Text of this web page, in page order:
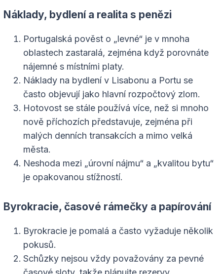
Náklady, bydlení a realita s penězi
Portugalská pověst o „levné“ je v mnoha
oblastech zastaralá, zejména když porovnáte
nájemné s místními platy.
Náklady na bydlení v Lisabonu a Portu se
často objevují jako hlavní rozpočtový zlom.
Hotovost se stále používá více, než si mnoho
nově příchozích představuje, zejména při
malých denních transakcích a mimo velká
města.
Neshoda mezi „úrovní nájmu“ a „kvalitou bytu“
je opakovanou stížností.
Byrokracie, časové rámečky a papírování
Byrokracie je pomalá a často vyžaduje několik
pokusů.
Schůzky nejsou vždy považovány za pevné